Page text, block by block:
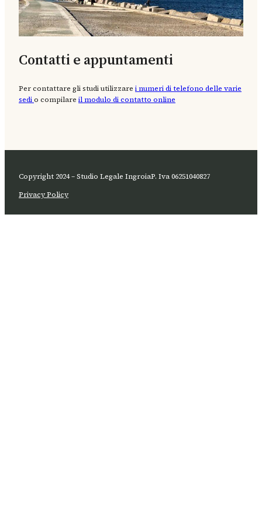
Contatti e appuntamenti
Per contattare gli studi utilizzare i numeri di telefono delle varie
sedio compilare il modulo di contatto online
Copyright 2024 – Studio Legale IngroiaP. Iva 06251040827
Privacy Policy